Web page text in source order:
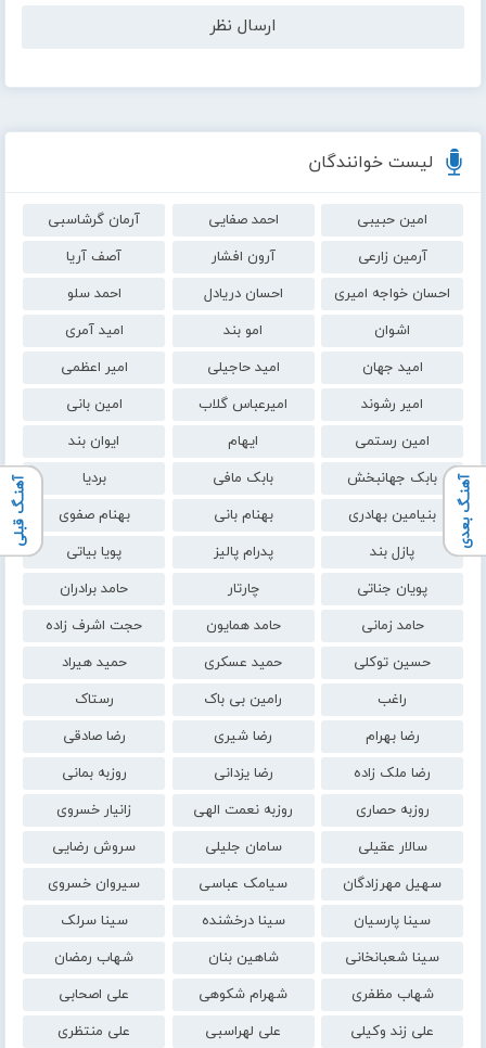
لیست خوانندگان
امین حبیبی احمد صفایی
آرمان گرشاسبی
آرمین زارعی
آرون افشار
آصف آریا
احسان خواجه امیری
احسان دریادل
احمد سلو
اشوان
امو بند
امید آمری
امید جهان
امید حاجیلی
امیر اعظمی
امیر رشوند
امیرعباس گلاب
امین بانی
امین رستمی
ایهام
ایوان بند
بابک جهانبخش
بابک مافی
بردیا
بنیامین بهادری
بهنام بانی
بهنام صفوی
پازل بند
پدرام پالیز
پویا بیاتی
پویان جناتی
چارتار
حامد برادران
حامد زمانی
حامد همایون
حجت اشرف زاده
حسین توکلی
حمید عسکری
حمید هیراد
راغب
رامین بی باک
رستاک
رضا بهرام
رضا شیری
رضا صادقی
رضا ملک زاده
رضا یزدانی
روزبه بمانی
روزبه حصاری
روزبه نعمت الهی
زانیار خسروی
سالار عقیلی
سامان جلیلی
سروش رضایی
سهیل مهرزادگان
سیامک عباسی
سیروان خسروی
سینا پارسیان
سینا درخشنده
سینا سرلک
سینا شعبانخانی
شاهین بنان
شهاب رمضان
شهاب مظفری
شهرام شکوهی
علی اصحابی
علی زند وکیلی
علی لهراسبی
علی منتظری
آهنـگ بعدی آهنـگ قبلی